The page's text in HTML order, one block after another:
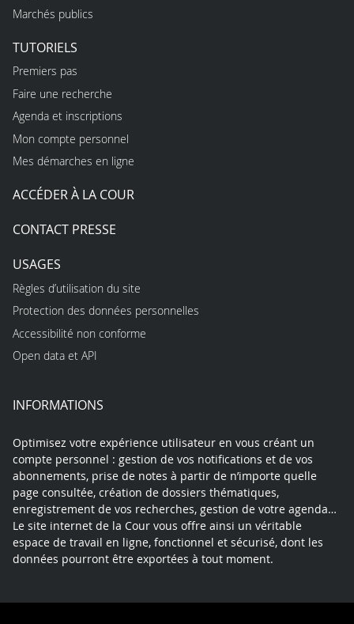
Marchés publics
TUTORIELS
Premiers pas
Faire une recherche
Agenda et inscriptions
Mon compte personnel
Mes démarches en ligne
ACCÉDER À LA COUR
CONTACT PRESSE
USAGES
Règles d’utilisation du site
Protection des données personnelles
Accessibilité non conforme
Open data et API
INFORMATIONS
Optimisez votre expérience utilisateur en vous créant un
compte personnel : gestion de vos notifications et de vos
abonnements, prise de notes à partir de n’importe quelle
page consultée, création de dossiers thématiques,
enregistrement de vos recherches, gestion de votre agenda…
Le site internet de la Cour vous offre ainsi un véritable
espace de travail en ligne, fonctionnel et sécurisé, dont les
données pourront être exportées à tout moment.